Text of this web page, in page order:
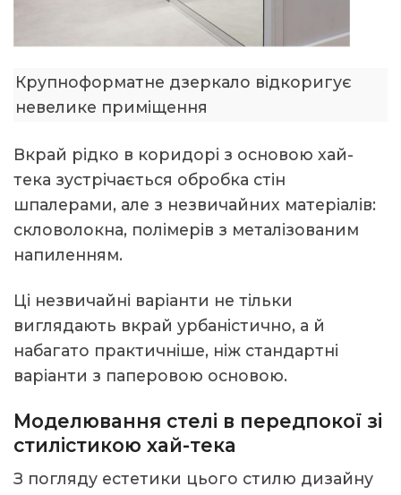
Крупноформатне дзеркало відкоригує
невелике приміщення
Вкрай рідко в коридорі з основою хай-
тека зустрічається обробка стін
шпалерами, але з незвичайних матеріалів:
скловолокна, полімерів з металізованим
напиленням.
Ці незвичайні варіанти не тільки
виглядають вкрай урбаністично, а й
набагато практичніше, ніж стандартні
варіанти з паперовою основою.
Моделювання стелі в передпокої зі
стилістикою хай-тека
З погляду естетики цього стилю дизайну